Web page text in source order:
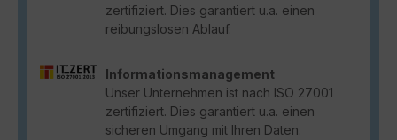
zertifiziert. Dies garantiert u.a. einen
reibungslosen Ablauf.
Informationsmanagement
Unser Unternehmen ist nach ISO 27001
zertifiziert. Dies garantiert u.a. einen
sicheren Umgang mit Ihren Daten.